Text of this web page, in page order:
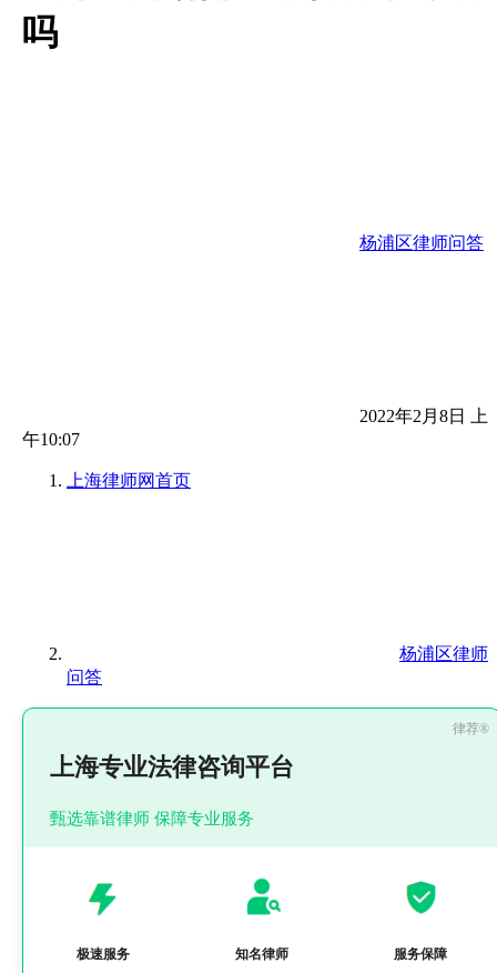
吗
杨浦区律师问答
2022年2月8日 上
午10:07
上海律师网首页
杨浦区律师
问答
上海专业法律咨询平台
甄选靠谱律师 保障专业服务
极速服务 知名律师 服务保障